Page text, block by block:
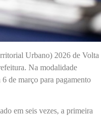
Urbano) 2026 de Volta
Na modalidade
de março para pagamento
em seis vezes, a primeira